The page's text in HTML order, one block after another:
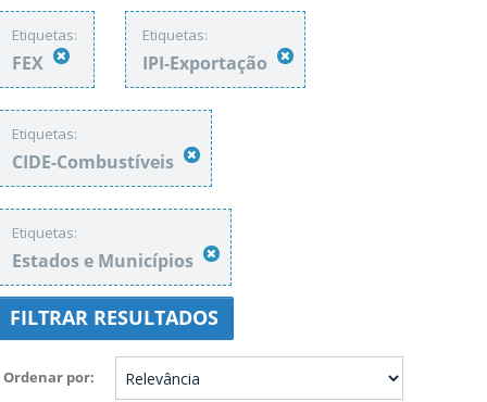
Etiquetas:
FEX
Etiquetas:
IPI-Exportação
Etiquetas:
CIDE-Combustíveis
Etiquetas:
Estados e Municípios
FILTRAR RESULTADOS
Ordenar por